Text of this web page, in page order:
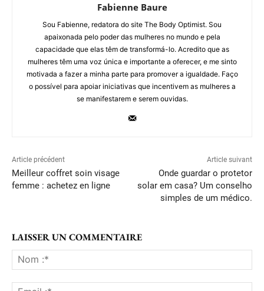
Fabienne Baure
Sou Fabienne, redatora do site The Body Optimist. Sou
apaixonada pelo poder das mulheres no mundo e pela
capacidade que elas têm de transformá-lo. Acredito que as
mulheres têm uma voz única e importante a oferecer, e me sinto
motivada a fazer a minha parte para promover a igualdade. Faço
o possível para apoiar iniciativas que incentivem as mulheres a
se manifestarem e serem ouvidas.
Article précédent
Meilleur coffret soin visage
femme : achetez en ligne
Article suivant
Onde guardar o protetor
solar em casa? Um conselho
simples de um médico.
LAISSER UN COMMENTAIRE
:*